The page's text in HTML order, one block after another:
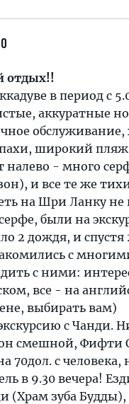
отдых!!
в период с
аккуратные
широкий
налево - много
и все те же
на Шри Ланку
были на
2 дождя, и спустя
с
с ними:
все - на
выбирать вам)
с Чанди.
смешной, Фифти
70дол. с
в 9.30 вечера!
(Храм зуба Будды),